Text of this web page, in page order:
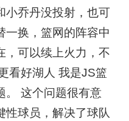
小乔丹没投射，也可
一换，篮网的阵容中
，可以续上火力，不
看好湖人 我是JS篮
。 这个问题很有意
性球员，解决了球队